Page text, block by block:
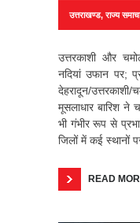
उत्तराखण्ड,राज्य
उत्तरकाशी और
नदियां उफान पर;
देहरादून/
मूसलाधार बारिश ने
भी गंभीर रूप से
जिलों में कई स्थानों
READ